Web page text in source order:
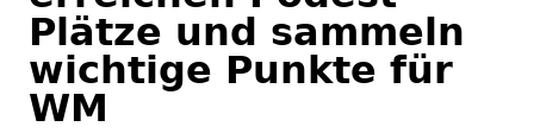
Plätze und sammeln
wichtige Punkte für
WM